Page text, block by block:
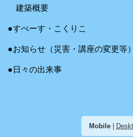
建築概要
●すぺーす・こくりこ
●お知らせ（災害・講座の変更等）
●日々の出来事
Mobile|